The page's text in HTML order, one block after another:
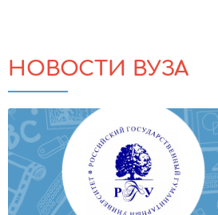
НОВОСТИ ВУЗА